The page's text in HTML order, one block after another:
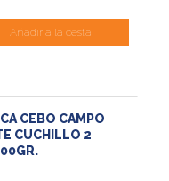
Añadir a la cesta
CEBO CAMPO
CUCHILLO 2